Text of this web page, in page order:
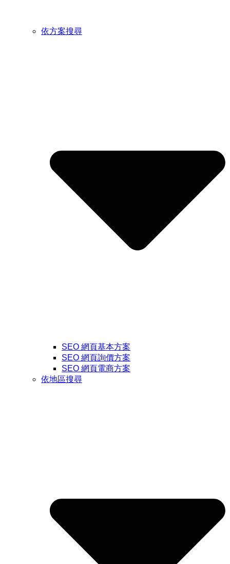
依方案搜尋
SEO 網頁基本方案
SEO 網頁詢價方案
SEO 網頁電商方案
依地區搜尋